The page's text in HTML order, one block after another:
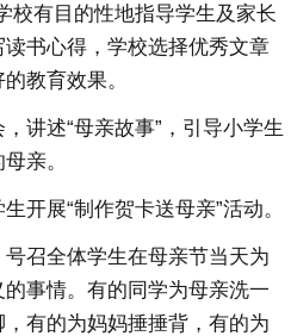
校有目的性地指导学生及家长
书心得，学校选择优秀文章
教育效果。
述“母亲故事”，引导小学生
亲。
展“制作贺卡送母亲”活动。
召全体学生在母亲节当天为
事情。有的同学为母亲洗一
有的为妈妈捶捶背，有的为